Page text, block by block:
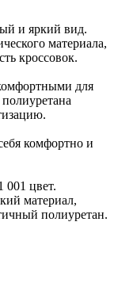
и яркий вид.
материала,
кроссовок.
для
комфортно и
цвет.
материал,
полиуретан.